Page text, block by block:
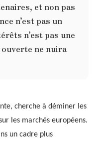
et non pas
n’est pas un
n’est pas une
ne nuira
cherche à déminer les
les marchés européens.
un cadre plus